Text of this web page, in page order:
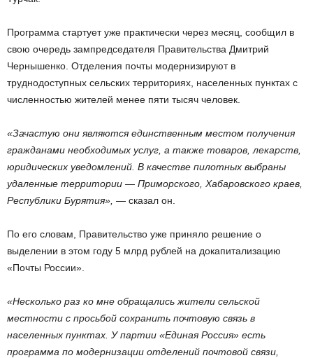
Программа стартует уже практически через месяц, сообщил в
свою очередь зампредседателя Правительства Дмитрий
Чернышенко. Отделения почты модернизируют в
труднодоступных сельских территориях, населенных пунктах с
численностью жителей менее пяти тысяч человек.
«Зачастую они являются единственным местом получения
гражданами необходимых услуг, а также товаров, лекарств,
юридических уведомлений. В качестве пилотных выбраны
удаленные территории — Приморского, Хабаровского краев,
Республики Бурятия», — сказал он.
По его словам, Правительство уже приняло решение о
выделении в этом году 5 млрд рублей на докапитализацию
«Почты России».
«Несколько раз ко мне обращались жители сельской
местности с просьбой сохранить почтовую связь в
населенных пунктах. У партии «Единая Россия» есть
программа по модернизации отделений почтовой связи,